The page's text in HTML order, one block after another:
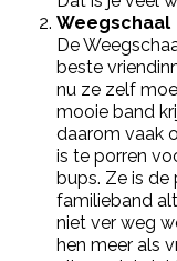
Weegschaal
De
beste
nu ze zelf
mooie band
daarom vaak
is te porren
bups. Ze is
familieband
niet ver weg
hen meer als